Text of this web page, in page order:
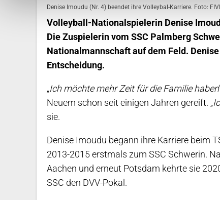
Denise Imoudu (Nr. 4) beendet ihre Volleybal-Karriere. Foto:
Volleyball-Nationalspielerin Denise
Die Zuspielerin vom SSC Palmberg
Nationalmannschaft auf dem Feld.
Entscheidung.
„Ich möchte mehr Zeit für die Familie haben
Neuem schon seit einigen Jahren gereift. „
sie.
Denise Imoudu begann ihre Karriere beim
2013-2015 erstmals zum SSC Schwerin.
Aachen und erneut Potsdam kehrte sie
SSC den DVV-Pokal.